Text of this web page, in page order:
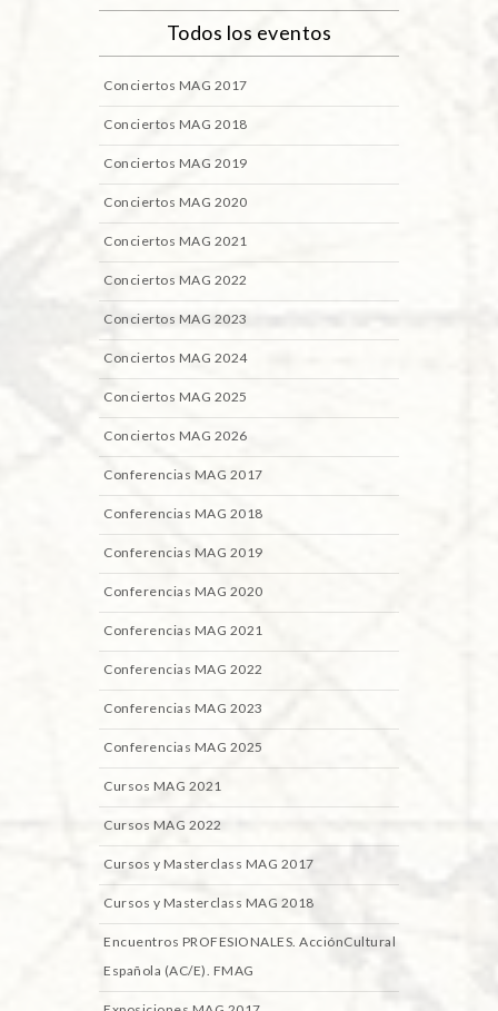
Todos los eventos
Conciertos MAG 2017
Conciertos MAG 2018
Conciertos MAG 2019
Conciertos MAG 2020
Conciertos MAG 2021
Conciertos MAG 2022
Conciertos MAG 2023
Conciertos MAG 2024
Conciertos MAG 2025
Conciertos MAG 2026
Conferencias MAG 2017
Conferencias MAG 2018
Conferencias MAG 2019
Conferencias MAG 2020
Conferencias MAG 2021
Conferencias MAG 2022
Conferencias MAG 2023
Conferencias MAG 2025
Cursos MAG 2021
Cursos MAG 2022
Cursos y Masterclass MAG 2017
Cursos y Masterclass MAG 2018
Encuentros PROFESIONALES. AcciónCultural
Española (AC/E). FMAG